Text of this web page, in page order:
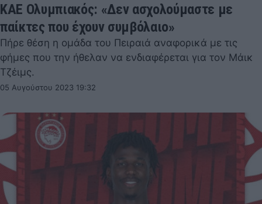
ΚΑΕ Ολυμπιακός: «Δεν ασχολούμαστε με
παίκτες που έχουν συμβόλαιο»
Πήρε θέση η ομάδα του Πειραιά αναφορικά με τις
φήμες που την ήθελαν να ενδιαφέρεται για τον Μάικ
Τζέιμς.
05 Αυγούστου 2023 19:32